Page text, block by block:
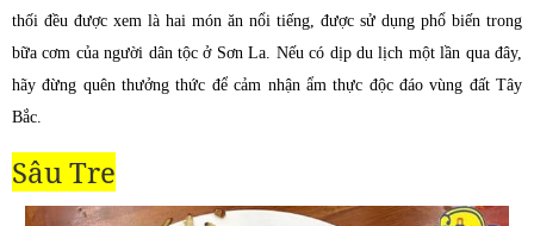
thối đều được xem là hai món ăn nổi tiếng, được sử dụng phổ biến trong
bữa cơm của người dân tộc ở Sơn La. Nếu có dịp du lịch một lần qua đây,
hãy đừng quên thưởng thức để cảm nhận ẩm thực độc đáo vùng đất Tây
Bắc.
Sâu Tre